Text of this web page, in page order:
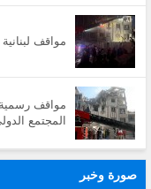
مواقف
مواقف رسمية
المجتمع
صورة وخبر